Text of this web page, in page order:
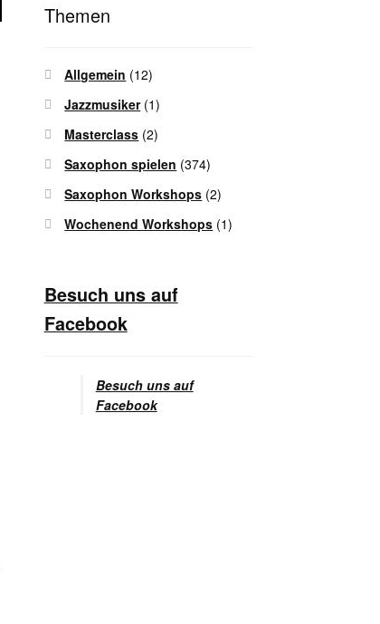
Themen
Allgemein (12)
Jazzmusiker(1)
Masterclass (2)
Saxophon spielen (374)
Saxophon Workshops (2)
Wochenend Workshops (1)
Besuch uns auf
Facebook
Besuch uns auf
Facebook